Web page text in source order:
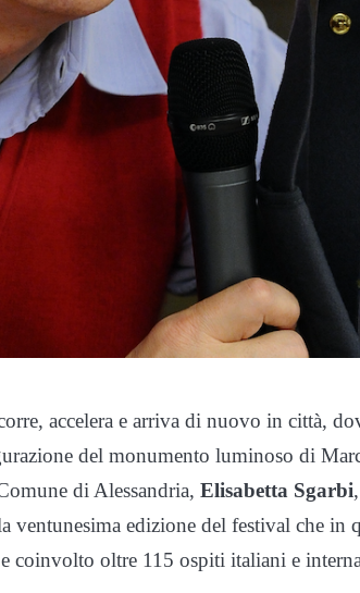
accelera e arriva di nuovo in città,
del monumento luminoso di
di Alessandria, Elisabetta Sgarbi
ventunesima edizione del festival che in
coinvolto oltre 115 ospiti italiani e